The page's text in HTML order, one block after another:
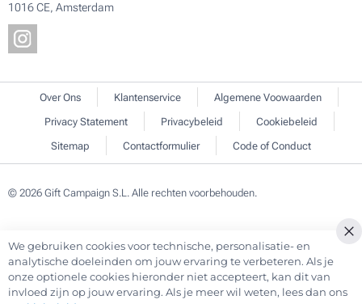
1016 CE, Amsterdam
Over Ons Klantenservice
Algemene Voowaarden
Privacy Statement
Privacybeleid
Cookiebeleid
Sitemap
Contactformulier Code of Conduct
© 2026 Gift Campaign S.L. Alle rechten voorbehouden.
We gebruiken cookies voor technische, personalisatie- en
analytische doeleinden om jouw ervaring te verbeteren. Als je
onze optionele cookies hieronder niet accepteert, kan dit van
invloed zijn op jouw ervaring. Als je meer wil weten, lees dan ons